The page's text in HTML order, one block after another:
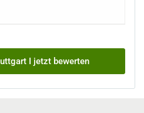
I jetzt bewerten